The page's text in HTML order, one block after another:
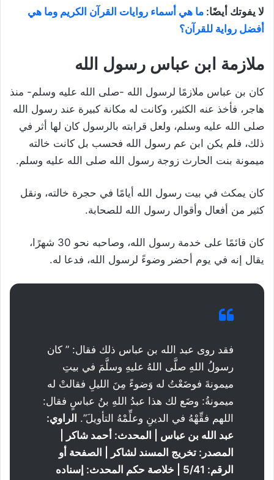
لا يفوتك أيضًا: ما هي أسماء روايات القرآن الكريم وما هي
أفضل رواية للقرآن؟
ملازمة ابن عباس رسول الله
كان بن عباس ملازمًا لرسول الله -صلى الله عليه وسلم- منذ
هاجر، فأخذ عنه الكثير، وكانت له مكانة كبيرة عند رسول الله
صلى الله عليه وسلم، ولعل قرابته بالرسول كان لها أثر في
ذلك، فلم يكن ابن عم رسول الله فحسب بل كانت خالته
ميمونة بنت الحارث زوجة رسول الله صلى الله عليه وسلم.
كان يمكث في بيت رسول الله أيامًا في حجرة خالته، ونقل
كثير من أفعال وأقوال رسول الله للصحابة.
كان قائمًا على خدمة رسول الله، وصاحبه نحو 30 شهرًا،
يقال إنه في يوم أحضر وضوءً لرسول الله، فدعا له.
فقد روى عبد الله بن عباس ذلك فقال: ” كان
رسولُ اللهِ صلَّى اللهُ عليهِ وسلَّمَ في بيتِ
ميمونةَ فوضَعْتُ له وَضوءً مِنَ الليلِ فقالتْ له
ميمونةُ: وضَع لك هذا عبدُ اللهِ بنُ عباسٍ فقال:
اللهم فقِّهْهُ في الدينِ وعلِّمْهُ التأويلَ”. الراوي:
عبد الله بن عباس | المحدث: أحمد شاكر |
المصدر: تخريج المسند لشاكر | الصفحة أو
الرقم: 5/41 | خلاصة حكم المحدث: إسناده